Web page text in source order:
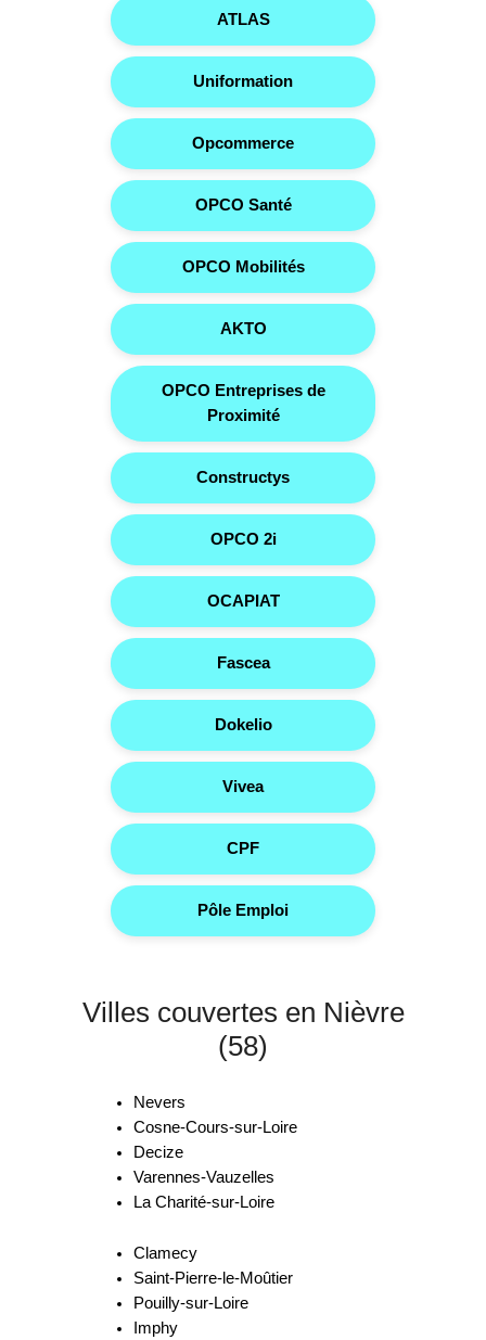
ATLAS
Uniformation
Opcommerce
OPCO Santé
OPCO Mobilités
AKTO
OPCO Entreprises de
Proximité
Constructys
OPCO 2i
OCAPIAT
Fascea
Dokelio
Vivea
CPF
Pôle Emploi
Villes couvertes en Nièvre
(58)
Nevers
Cosne-Cours-sur-Loire
Decize
Varennes-Vauzelles
La Charité-sur-Loire
Clamecy
Saint-Pierre-le-Moûtier
Pouilly-sur-Loire
Imphy